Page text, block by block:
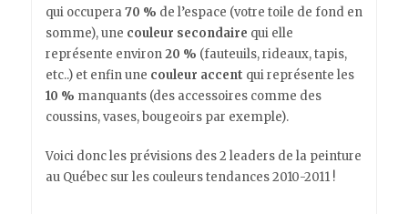
qui occupera70 % de l’espace (votre toile de fond en
somme), une couleur secondaire qui elle
représente environ20 % (fauteuils, rideaux, tapis,
etc..) et enfin une couleur accent qui représente les
10 % manquants (des accessoires comme des
coussins, vases, bougeoirs par exemple).
Voici donc les prévisions des 2 leaders de la peinture
au Québec sur les couleurs tendances 2010-2011 !